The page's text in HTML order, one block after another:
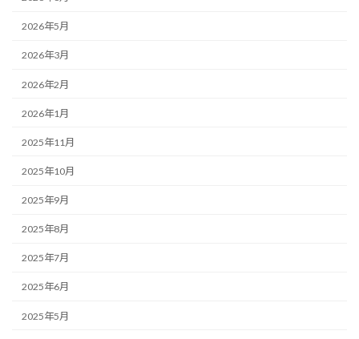
2026年5月
2026年3月
2026年2月
2026年1月
2025年11月
2025年10月
2025年9月
2025年8月
2025年7月
2025年6月
2025年5月